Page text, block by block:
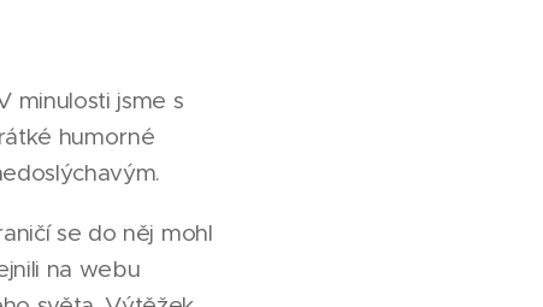
minulosti jsme s
humorné
se do něj mohl
na webu